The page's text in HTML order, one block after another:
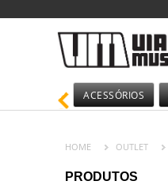
ACESSÓRIOS
HOME OUTLET
PRODUTOS